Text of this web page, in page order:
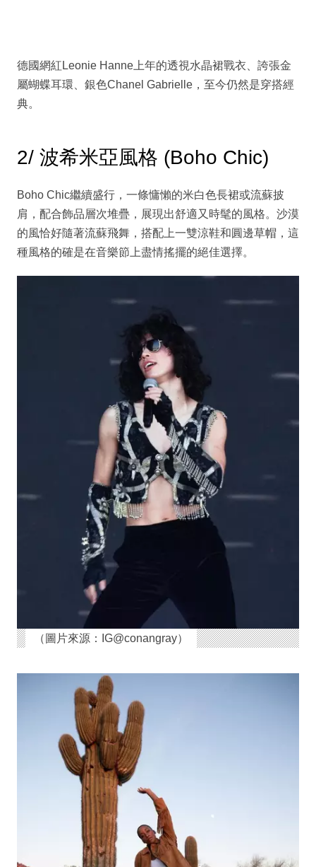
德國網紅Leonie Hanne上年的透視水晶裙戰衣、誇張金
屬蝴蝶耳環、銀色Chanel Gabrielle，至今仍然是穿搭經
典。
2/ 波希米亞風格 (Boho Chic)
Boho Chic繼續盛行，一條慵懶的米白色長裙或流蘇披
肩，配合飾品層次堆疊，展現出舒適又時髦的風格。沙漠
的風恰好隨著流蘇飛舞，搭配上一雙涼鞋和圓邊草帽，這
種風格的確是在音樂節上盡情搖擺的絕佳選擇。
（圖片來源：IG@conangray）